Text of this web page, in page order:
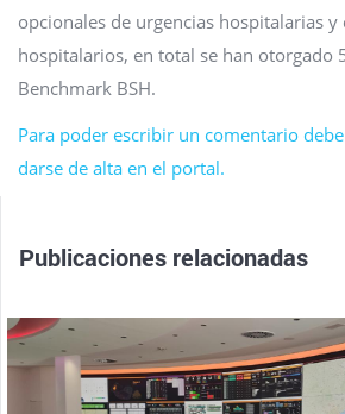
opcionales de urgencias hospitalarias y
hospitalarios, en total se han otorgado
Benchmark BSH.
Para poder escribir un comentario
darse de alta en el portal.
Publicaciones relacionadas